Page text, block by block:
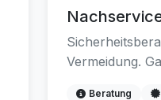
Vermeidung.
Beratung